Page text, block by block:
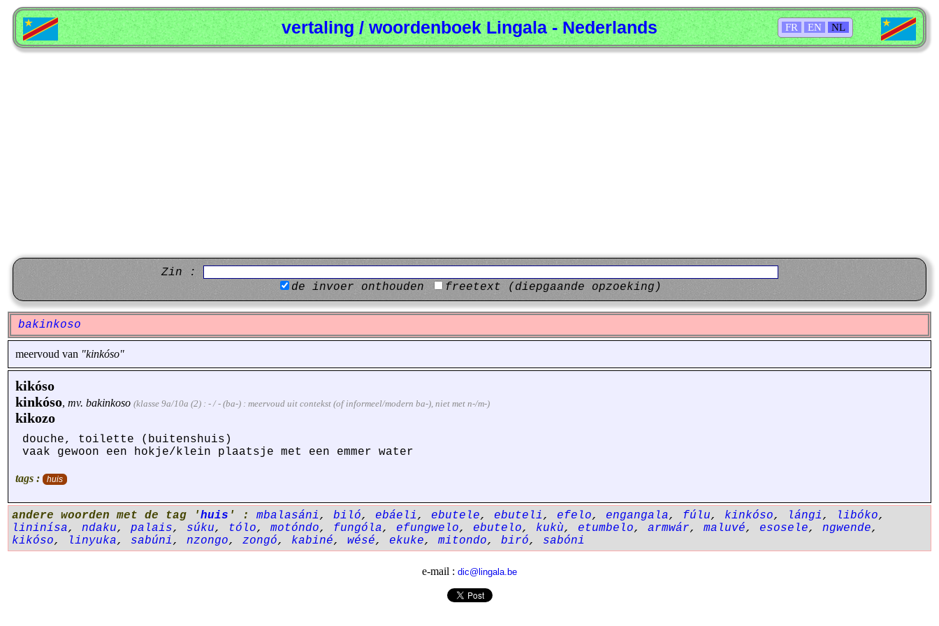
FR EN NL
vertaling / woordenboek Lingala - Nederlands
Zin :
de invoer onthouden
freetext (diepgaande opzoeking)
bakinkoso
meervoud van "kinkóso"
kikóso
kinkóso, mv. bakinkoso (klasse 9a/10a (2) : - / - (ba-) : meervoud uit contekst (of informeel/modern ba-), niet met n-/m-)
kikozo
douche, toilette (buitenshuis)
vaak gewoon een hokje/klein plaatsje met een emmer water
tags : huis
andere woorden met de tag 'huis ' : mbalasáni, biló, ebáeli, ebutele, ebuteli, efelo, engangala, fúlu, kinkóso, lángi, libóko,
lininísa, ndaku, palais, súku, tólo, motóndo, fungóla, efungwelo, ebutelo, kukù, etumbelo, armwár, maluvé, esosele, ngwende,
kikóso, linyuka, sabúni, nzongo, zongó, kabiné, wésé, ekuke, mitondo, biró, sabóni
e-mail : dic@lingala.be